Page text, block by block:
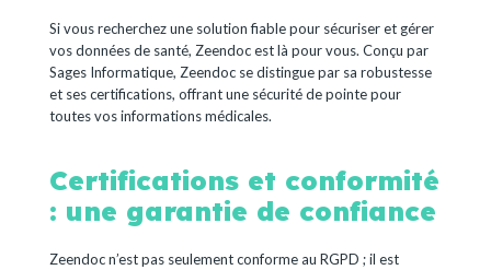
Si vous recherchez une solution fiable pour sécuriser et gérer
vos données de santé, Zeendoc est là pour vous. Conçu par
Sages Informatique, Zeendoc se distingue par sa robustesse
et ses certifications, offrant une sécurité de pointe pour
toutes vos informations médicales.
Certifications et conformité
: une garantie de confiance
Zeendoc n’est pas seulement conforme au RGPD ; il est